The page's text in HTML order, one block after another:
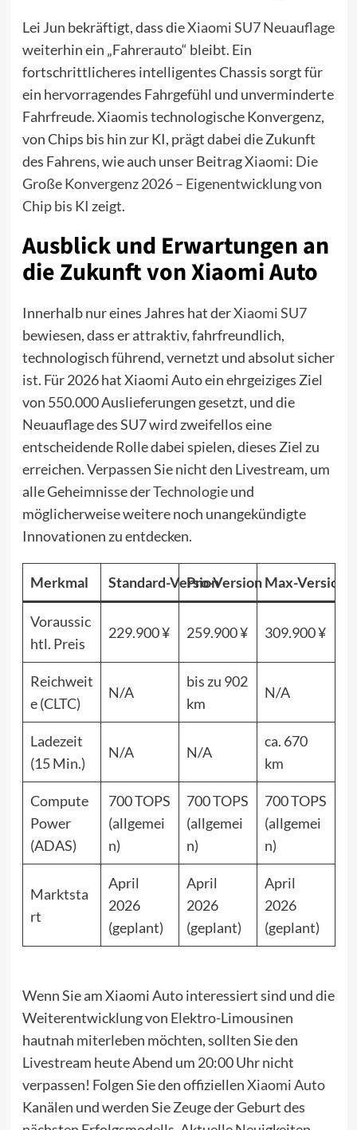
Lei Jun bekräftigt, dass dieXiaomi SU7 Neuauflage
weiterhin ein „Fahrerauto“ bleibt. Ein
fortschrittlicheres intelligentes Chassis sorgt für
ein hervorragendes Fahrgefühl und unverminderte
Fahrfreude. Xiaomis technologische Konvergenz,
von Chips bis hin zur KI, prägt dabei die Zukunft
des Fahrens, wie auch unser BeitragXiaomi: Die
Große Konvergenz 2026 – Eigenentwicklung von
Chip bis KI zeigt.
Ausblick und Erwartungen an
die Zukunft von Xiaomi Auto
Innerhalb nur eines Jahres hat derXiaomi SU7
bewiesen, dass er attraktiv, fahrfreundlich,
technologisch führend, vernetzt und absolut sicher
ist. Für 2026 hat Xiaomi Auto ein ehrgeiziges Ziel
von 550.000 Auslieferungen gesetzt, und die
Neuauflage des SU7 wird zweifellos eine
entscheidende Rolle dabei spielen, dieses Ziel zu
erreichen. Verpassen Sie nicht den Livestream, um
alle Geheimnisse derTechnologieund
möglicherweise weitere noch unangekündigte
Innovationen zu entdecken.
Merkmal Standard-VersionPro-Version Max-Version
Voraussic
htl. Preis
229.900 ¥ 259.900 ¥ 309.900 ¥
Reichweit
e (CLTC)
N/A
bis zu 902
km
N/A
Ladezeit
(15 Min.)
N/A N/A
ca. 670
km
Compute
Power
(ADAS)
700 TOPS
(allgemei
n)
700 TOPS
(allgemei
n)
700 TOPS
(allgemei
n)
Marktsta
rt
April
2026
(geplant)
April
2026
(geplant)
April
2026
(geplant)
Wenn Sie am Xiaomi Auto interessiert sind und die
Weiterentwicklung von Elektro-Limousinen
hautnah miterleben möchten, sollten Sie den
Livestream heute Abend um 20:00 Uhr nicht
verpassen! Folgen Sie den offiziellenXiaomi Auto
Kanälen und werden Sie Zeuge der Geburt des